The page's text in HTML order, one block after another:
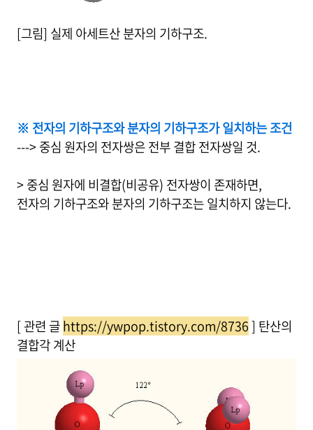
[그림] 실제 아세트산 분자의 기하구조.
※ 전자의 기하구조와 분자의 기하구조가 일치하는 조건
---> 중심 원자의 전자쌍은 전부 결합 전자쌍일 것.
> 중심 원자에 비결합(비공유) 전자쌍이 존재하면,
전자의 기하구조와 분자의 기하구조는 일치하지 않는다.
[ 관련 글https://ywpop.tistory.com/8736] 탄산의
결합각 계산